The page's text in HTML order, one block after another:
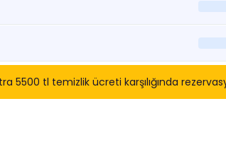
5500 tl temizlik ücreti karşılığında